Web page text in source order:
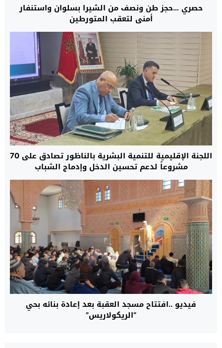
حصري …حجز طن ونصف من الشيرا بسلوان واستنفار
أمني لتعقب المتورطين
اللجنة الإقليمية للتنمية البشرية بالناظور تصادق على 70
مشروعاً لدعم تحسين الدخل وإدماج الشباب
فيديو ..افتتاح مسجد العقبة بعد إعادة بنائه بحي
“الريكولاريس”